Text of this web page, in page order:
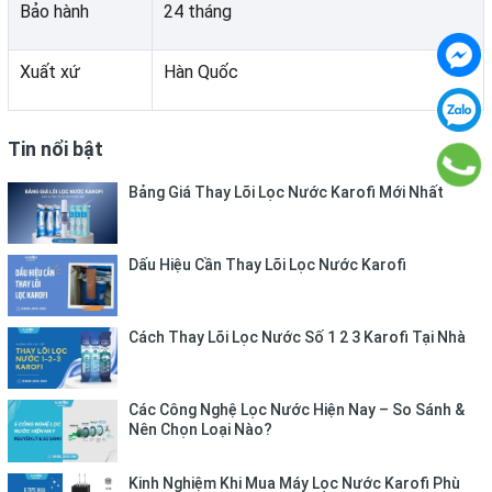
Đặc biệt, sự xuất hiện của bộ đôi lõi chức năng Hydrogen
Alkaline và NanoSilver giúp nước đầu ra không chỉ sạch
mà còn mang tính kiềm nhẹ, hỗ trợ trung hòa axit trong
cơ thể, giúp hệ tiêu hóa hoạt động ổn định và nâng cao
khả năng phòng bệnh.
Lõi NanoSilver đóng vai trò là lớp bảo vệ cuối cùng, tiêu
diệt vi khuẩn còn sót lại và ngăn ngừa tái nhiễm vi sinh sau
lọc.
Nước nóng – lạnh linh hoạt, chỉ với một chạm
Bảo hành 24 tháng
Xuất xứ Hàn Quốc
Tin nổi bật
Bảng Giá Thay Lõi Lọc Nước Karofi Mới Nhất
Dấu Hiệu Cần Thay Lõi Lọc Nước Karofi
Cách Thay Lõi Lọc Nước Số 1 2 3 Karofi Tại Nhà
Các Công Nghệ Lọc Nước Hiện Nay – So Sánh &
Nên Chọn Loại Nào?
Kinh Nghiệm Khi Mua Máy Lọc Nước Karofi Phù